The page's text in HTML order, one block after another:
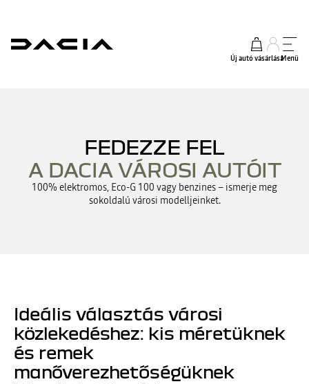
Új autó vásárlásaMenü
FEDEZZE FEL
A DACIA VÁROSI AUTÓIT
100% elektromos, Eco-G 100 vagy benzines – ismerje meg
sokoldalú városi modelljeinket.
Ideális választás városi
közlekedéshez: kis méretüknek
és remek
manőverezhetőségüknek